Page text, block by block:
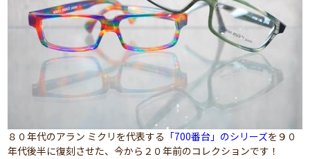
８０年代のアラン ミクリを代表する 「700番台」のシリーズを９０
年代後半に復刻させた、今から２０年前のコレクションです！